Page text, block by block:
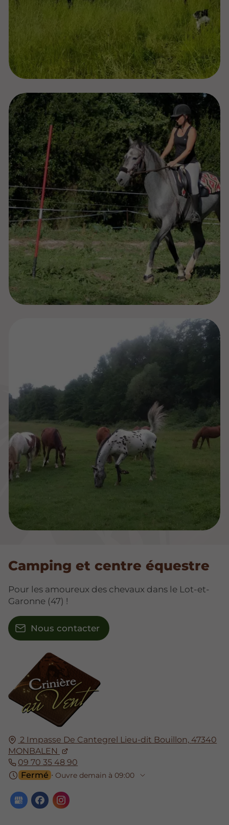
2 Impasse De Cantegrel Lieu-dit Bouillon, 47340
MONBALEN
09 70 35 48 90
Fermé ⋅ Ouvre demain à 09:00
Camping et centre équestre
Pour les amoureux des chevaux dans le Lot-et-
Garonne (47) !
Nous contacter